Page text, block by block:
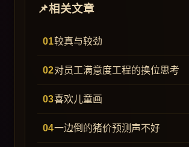
相关文章
较真与较劲
对员工满意度工程的换位思考
喜欢儿童画
一边倒的猪价预测声不好